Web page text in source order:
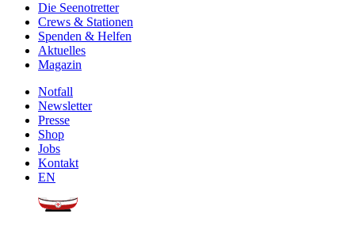
Die Seenotretter
Crews & Stationen
Spenden & Helfen
Aktuelles
Magazin
Notfall
Newsletter
Presse
Shop
Jobs
Kontakt
EN